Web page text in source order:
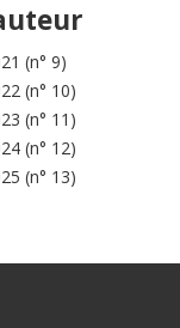
(n° 9)
(n° 10)
(n° 11)
(n° 12)
(n° 13)